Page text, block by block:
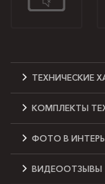
ТЕХНИЧЕСКИЕ
КОМПЛЕКТЫ
ФОТО В
ВИДЕООТЗЫВЫ